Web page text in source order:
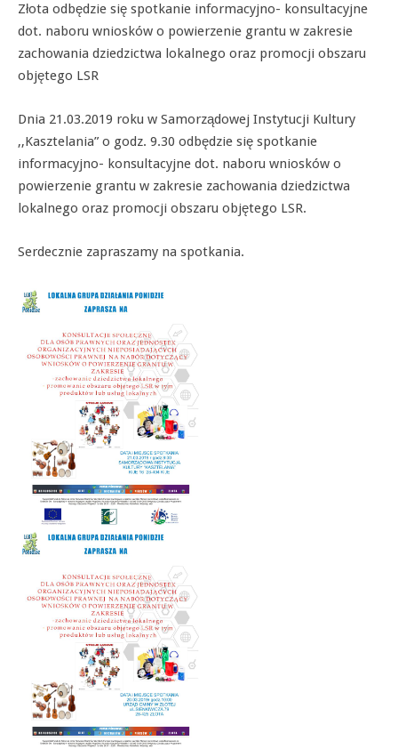
Złota odbędzie się spotkanie informacyjno- konsultacyjne
dot. naboru wniosków o powierzenie grantu w zakresie
zachowania dziedzictwa lokalnego oraz promocji obszaru
objętego LSR
Dnia 21.03.2019 roku w Samorządowej Instytucji Kultury
,,Kasztelania” o godz. 9.30 odbędzie się spotkanie
informacyjno- konsultacyjne dot. naboru wniosków o
powierzenie grantu w zakresie zachowania dziedzictwa
lokalnego oraz promocji obszaru objętego LSR.
Serdecznie zapraszamy na spotkania.